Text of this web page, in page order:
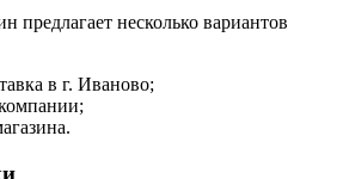
предлагает несколько вариантов
в г. Иваново;